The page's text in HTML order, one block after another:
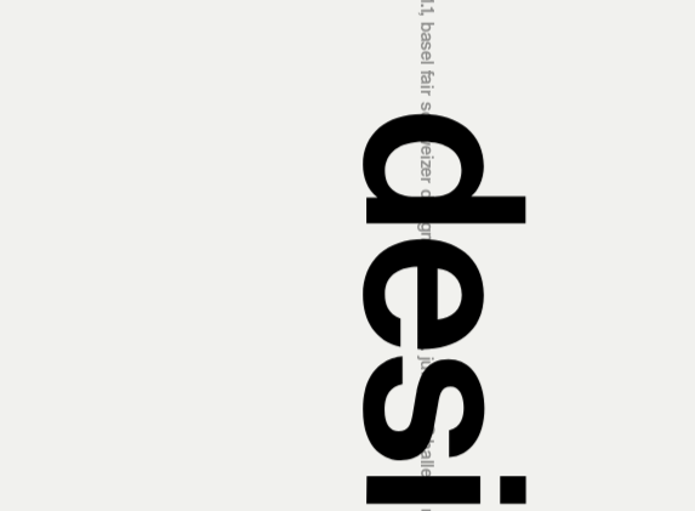
schweizer designpreise 13.‒18. juni 2023 halle 1.1, messe basel